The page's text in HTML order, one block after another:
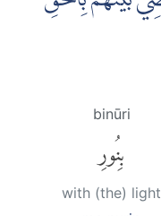
binūri
بِنُورِ
with (the) light